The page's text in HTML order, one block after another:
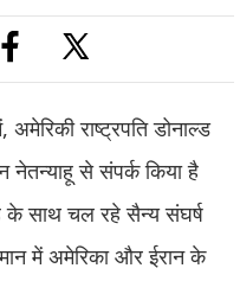
राष्ट्रपति डोनाल्ड
नेतन्याहू से संपर्क किया है
के साथ चल रहे सैन्य संघर्ष
में अमेरिका और ईरान के